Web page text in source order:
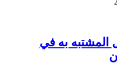
المشتبه به في